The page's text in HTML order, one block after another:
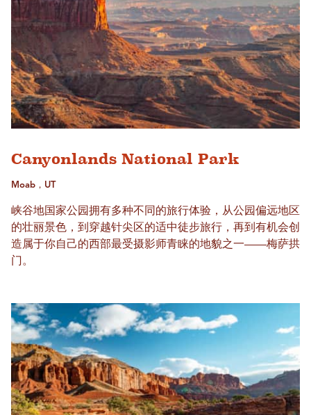
Canyonlands National Park
Moab，UT
峡谷地国家公园拥有多种不同的旅行体验，从公园偏远地区
的壮丽景色，到穿越针尖区的适中徒步旅行，再到有机会创
造属于你自己的西部最受摄影师青睐的地貌之一——梅萨拱
门。